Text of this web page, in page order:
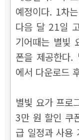
예정이다. 1차
다음 달 21일
기어때는 별빛
폰을 제공한다.
에서 다운로드
별빛 요가 프로
3만 원 할인 쿠
급 일정과 사용